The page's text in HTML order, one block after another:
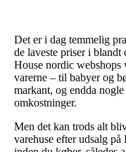
Det er i dag temmelig
de laveste priser i
House nordic webshops
varerne – til babyer og
markant, og endda
omkostninger.
Men det kan trods alt
varehuse efter udsalg